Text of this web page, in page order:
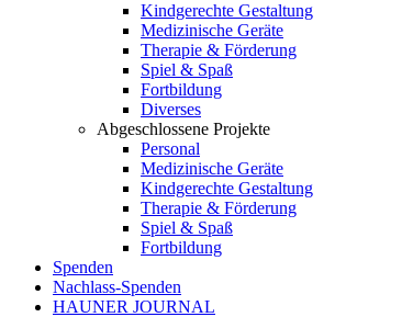
Kindgerechte Gestaltung
Medizinische Geräte
Therapie & Förderung
Spiel & Spaß
Fortbildung
Diverses
Abgeschlossene Projekte
Personal
Medizinische Geräte
Kindgerechte Gestaltung
Therapie & Förderung
Spiel & Spaß
Fortbildung
Spenden
Nachlass-Spenden
HAUNER JOURNAL